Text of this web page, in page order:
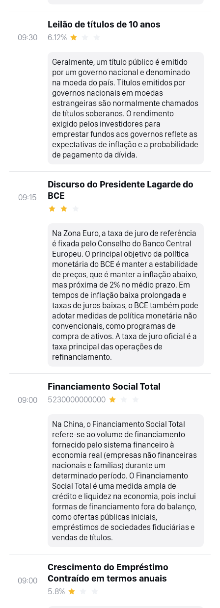
09:30
Leilão de títulos de 10 anos
6.12%
Geralmente, um título público é emitido
por um governo nacional e denominado
na moeda do país. Títulos emitidos por
governos nacionais em moedas
estrangeiras são normalmente chamados
de títulos soberanos. O rendimento
exigido pelos investidores para
emprestar fundos aos governos reflete as
expectativas de inflação e a probabilidade
de pagamento da dívida.
09:15
Discurso do Presidente Lagarde do
BCE
Na Zona Euro, a taxa de juro de referência
é fixada pelo Conselho do Banco Central
Europeu. O principal objetivo da política
monetária do BCE é manter a estabilidade
de preços, que é manter a inflação abaixo,
mas próxima de 2% no médio prazo. Em
tempos de inflação baixa prolongada e
taxas de juros baixas, o BCE também pode
adotar medidas de política monetária não
convencionais, como programas de
compra de ativos. A taxa de juro oficial é a
taxa principal das operações de
refinanciamento.
09:00
Financiamento Social Total
5230000000000
Na China, o Financiamento Social Total
refere-se ao volume de financiamento
fornecido pelo sistema financeiro à
economia real (empresas não financeiras
nacionais e famílias) durante um
determinado período. O Financiamento
Social Total é uma medida ampla de
crédito e liquidez na economia, pois inclui
formas de financiamento fora do balanço,
como ofertas públicas iniciais,
empréstimos de sociedades fiduciárias e
vendas de títulos.
09:00
Crescimento do Empréstimo
Contraído em termos anuais
5.8%